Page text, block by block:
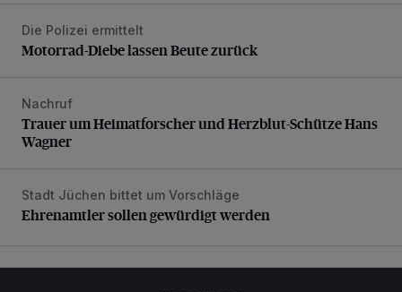
Motorrad-Diebe lassen Beute zurück
Die Polizei ermittelt
Motorrad-Diebe lassen Beute zurück
Trauer um Heimatforscher und Herzblut-Schütze Hans
Nachruf
Trauer um Heimatforscher und Herzblut-Schütze Hans
Wagner
Ehrenamtler sollen gewürdigt werden
Stadt Jüchen bittet um Vorschläge
Ehrenamtler sollen gewürdigt werden